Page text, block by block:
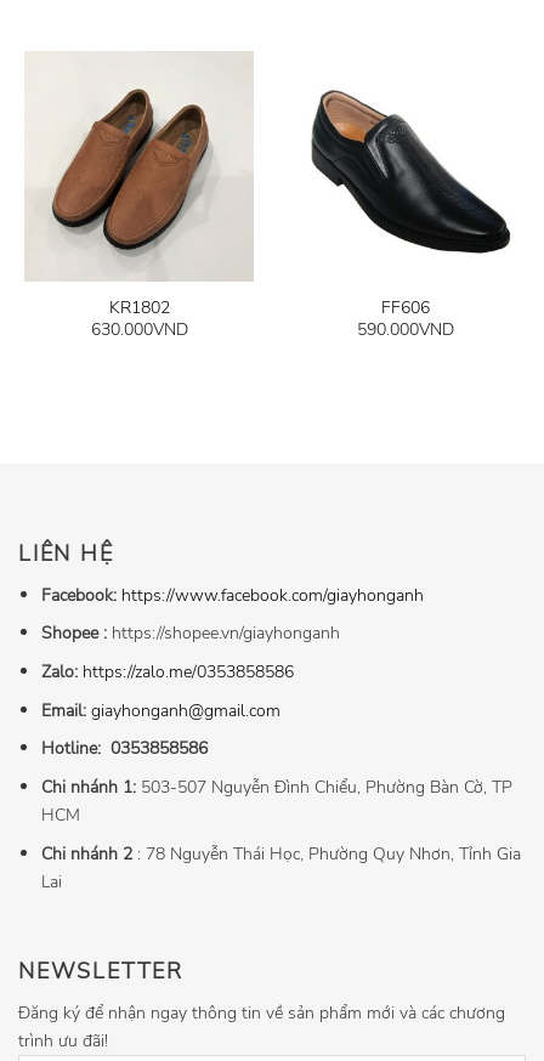
KR1802
630.000VND
FF606
590.000VND
NEWSLETTER
Đăng ký để nhận ngay thông tin về sản phẩm mới và các chương
trình ưu đãi!
LIÊN HỆ
Facebook: https://www.facebook.com/giayhonganh
Shopee : https://shopee.vn/giayhonganh
Zalo: https://zalo.me/0353858586
Email: giayhonganh@gmail.com
Hotline: 0353858586
Chi nhánh 1: 503-507 Nguyễn Đình Chiểu, Phường Bàn Cờ, TP
HCM
Chi nhánh 2: 78 Nguyễn Thái Học, Phường Quy Nhơn, Tỉnh Gia
Lai